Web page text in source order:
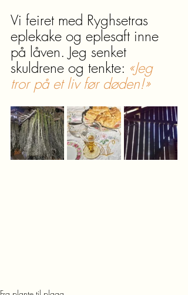
Vi feiret med Ryghsetras
eplekake og eplesaft inne
på låven. Jeg senket
skuldrene og tenkte: «Jeg
tror på et liv før døden!»